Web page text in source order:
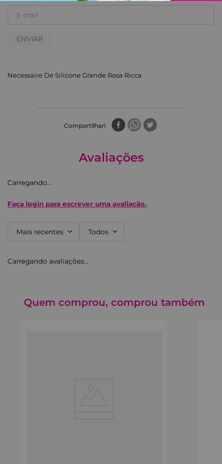
ENVIAR
Necessaire De Silicone Grande Rosa Ricca
Compartilhar
Avaliações
Carregando…
Faça login para escrever uma avaliação.
Mais recentes Todos
Carregando avaliações…
Quem comprou, comprou também